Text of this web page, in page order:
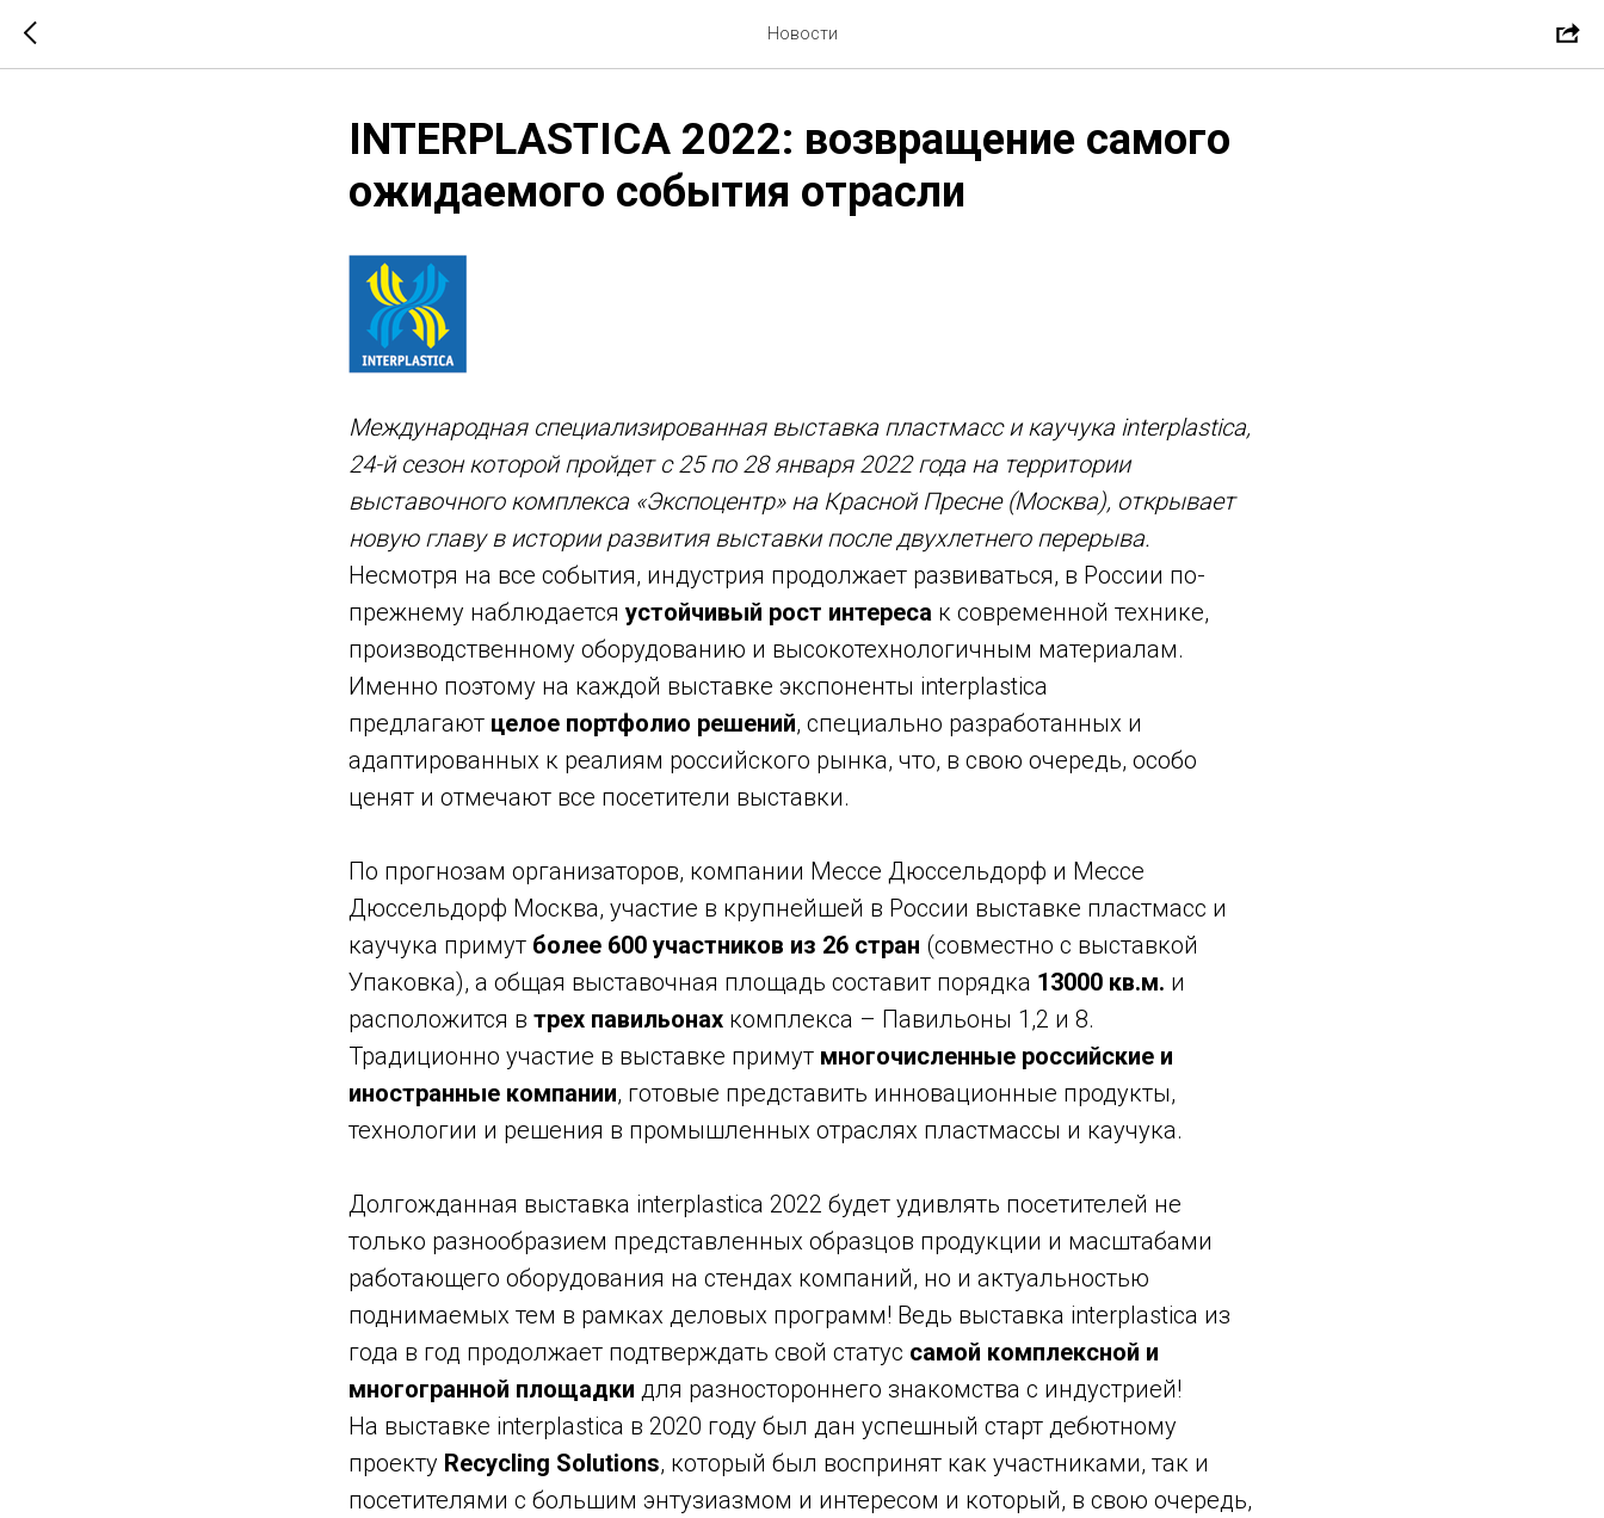
Новости
INTERPLASTICA 2022: возвращение самого
ожидаемого события отрасли
Международная специализированная выставка пластмасс и каучука interplastica,
24-й сезон которой пройдет с 25 по 28 января 2022 года на территории
выставочного комплекса «Экспоцентр» на Красной Пресне (Москва), открывает
новую главу в истории развития выставки после двухлетнего перерыва.
Несмотря на все события, индустрия продолжает развиваться, в России по-
прежнему наблюдается устойчивый рост интереса к современной технике,
производственному оборудованию и высокотехнологичным материалам.
Именно поэтому на каждой выставке экспоненты interplastica
предлагают целое портфолио решений, специально разработанных и
адаптированных к реалиям российского рынка, что, в свою очередь, особо
ценят и отмечают все посетители выставки.
По прогнозам организаторов, компании Мессе Дюссельдорф и Мессе
Дюссельдорф Москва, участие в крупнейшей в России выставке пластмасс и
каучука примут более 600 участников из 26 стран (совместно с выставкой
Упаковка), а общая выставочная площадь составит порядка 13000 кв.м. и
расположится в трех павильонах комплекса – Павильоны 1,2 и 8.
Традиционно участие в выставке примут многочисленные российские и
иностранные компании, готовые представить инновационные продукты,
технологии и решения в промышленных отраслях пластмассы и каучука.
Долгожданная выставка interplastica 2022 будет удивлять посетителей не
только разнообразием представленных образцов продукции и масштабами
работающего оборудования на стендах компаний, но и актуальностью
поднимаемых тем в рамках деловых программ! Ведь выставка interplastica из
года в год продолжает подтверждать свой статус самой комплексной и
многогранной площадки для разностороннего знакомства с индустрией!
На выставке interplastica в 2020 году был дан успешный старт дебютному
проекту Recycling Solutions, который был воспринят как участниками, так и
посетителями с большим энтузиазмом и интересом и который, в свою очередь,